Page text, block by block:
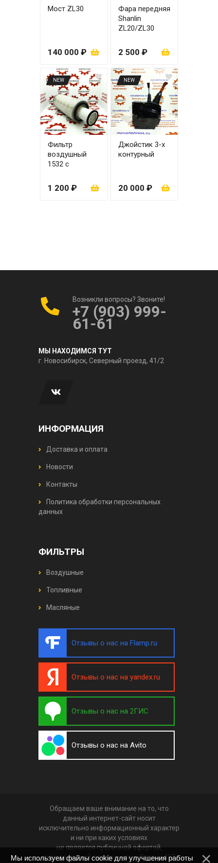
Мост ZL30
140 000 ₽
Фара передняя
Shanlin
ZL20/ZL30
2 500 ₽
NEW
Фильтр
воздушный
1532 с
1 200 ₽
NEW
Джойстик 3-х
контурный
20 000 ₽
Возникли вопросы? Звоните!
+7 (903) 999-
61-61
МЫ НАХОДИМСЯ ТУТ
г. Новосибирск, Северный проезд, 41/2
ИНФОРМАЦИЯ
Доставка и оплата
Новости
Контакты
Политика обработки персональных
данных
ФИЛЬТРЫ
Воздушные
Топливные
Масляные
Отзывы о нас на Flamp.ru
Отзывы о нас на yandex.ru
Отзывы о нас на 2ГИС
Отзывы о нас на Avito
Обращаем ваше внимание на то, что
данный интернет-сайт носит
исключительно информационный характер
и ни при каких условиях
не является публичной офертой,
определяемой положениями Статьи 437
Мы используем файлы cookie для улучшения работы